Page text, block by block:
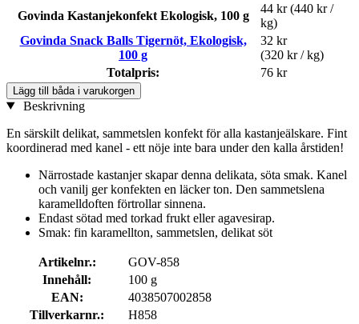
Govinda Kastanjekonfekt Ekologisk, 100 g
44 kr (440 kr /
kg)
Govinda Snack Balls Tigernöt, Ekologisk,
100 g
32 kr
(320 kr / kg)
Totalpris:
76 kr
Lägg till båda i varukorgen
Beskrivning
En särskilt delikat, sammetslen konfekt för alla kastanjeälskare. Fint
koordinerad med kanel - ett nöje inte bara under den kalla årstiden!
Närrostade kastanjer skapar denna delikata, söta smak. Kanel
och vanilj ger konfekten en läcker ton. Den sammetslena
karamelldoften förtrollar sinnena.
Endast sötad med torkad frukt eller agavesirap.
Smak: fin karamellton, sammetslen, delikat söt
Artikelnr.:
GOV-858
Innehåll:
100 g
EAN:
4038507002858
Tillverkarnr.:
H858